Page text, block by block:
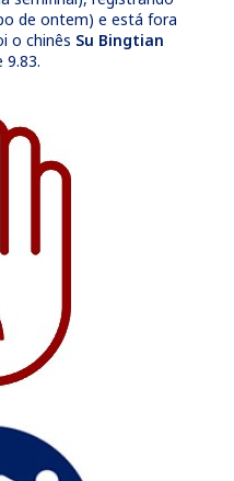
de ontem) e está fora
o chinês Su Bingtian